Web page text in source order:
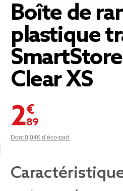
Boîte de
plastique
Clear XS
2,89 €
Dont 0,04€ d’éco-part